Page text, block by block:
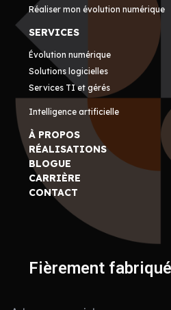
Réaliser mon évolution numérique
SERVICES
Évolution numérique
Solutions logicielles
Services TI et gérés
Intelligence artificielle
À PROPOS
RÉALISATIONS
BLOGUE
CARRIÈRE
CONTACT
Fièrement